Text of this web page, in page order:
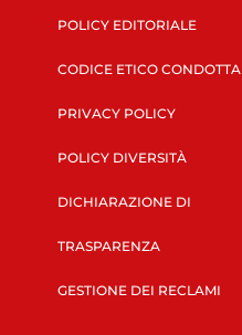
POLICY EDITORIALE
CODICE ETICO CONDOTTA
PRIVACY POLICY
POLICY DIVERSITÀ
DICHIARAZIONE DI
TRASPARENZA
GESTIONE DEI RECLAMI